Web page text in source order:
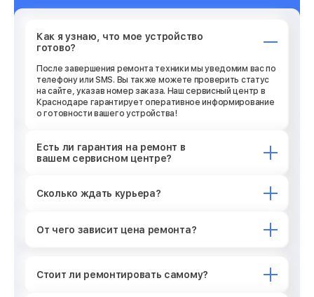
Как я узнаю, что мое устройство
готово?
После завершения ремонта техники мы уведомим вас по
телефону или SMS. Вы также можете проверить статус
на сайте, указав номер заказа. Наш сервисный центр в
Краснодаре гарантирует оперативное информирование
о готовности вашего устройства!
Есть ли гарантия на ремонт в
вашем сервисном центре?
Сколько ждать курьера?
От чего зависит цена ремонта?
Стоит ли ремонтировать самому?